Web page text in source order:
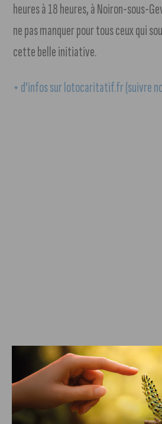
heures à 18 heures, à Noiron-sous-
ne pas manquer pour tous ceux qui
cette belle initiative.
+ d’infos sur lotocaritatif.fr (suivre
J'AIME LE DFCO